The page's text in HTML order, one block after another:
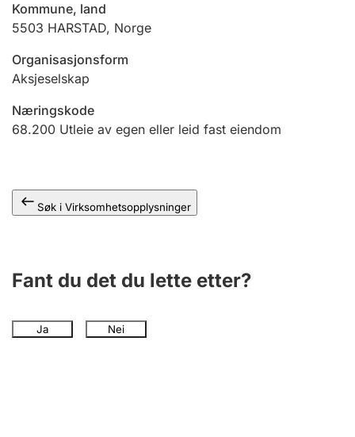
Ektepaktveileder
Offentlig sektor
Kommune, land
5503 HARSTAD, Norge
Organisasjonsform
Aksjeselskap
Næringskode
68.200 Utleie av egen eller leid fast eiendom
Søk i Virksomhetsopplysninger
Fant du det du lette etter?
Ja Nei